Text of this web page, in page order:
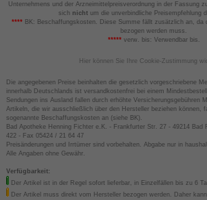
Unternehmens und der Arzneimittelpreisverordnung in der Fassung
sich nicht um die unverbindliche Preisempfehlung
****BK: Beschaffungskosten. Diese Summe fällt zusätzlich an, da
bezogen werden muss.
*****verw. bis: Verwendbar bis.
Hier können Sie Ihre Cookie-Zustimmung
Die angegebenen Preise beinhalten die gesetzlich vorgeschriebene
innerhalb Deutschlands ist versandkostenfrei bei einem
Sendungen ins Ausland fallen durch erhöhte Versicherungsgebühren
Artikeln, die wir ausschließlich über den Hersteller beziehen können,
sogenannte Beschaffungskosten an (siehe BK).
Bad Apotheke Henning Fichter e.K. - Frankfurter Str. 27 - 49214 Bad
422 - Fax 05424 / 21 64 47
Preisänderungen und Irrtümer sind vorbehalten. Abgabe nur in
Alle Angaben ohne Gewähr.
Verfügbarkeit:
Der Artikel ist in der Regel sofort lieferbar, in Einzelfällen bis zu 6
Der Artikel muss direkt vom Hersteller bezogen werden. Daher